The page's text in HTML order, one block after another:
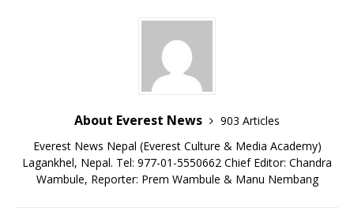
About Everest News
903 Articles
Everest News Nepal (Everest Culture & Media Academy)
Lagankhel, Nepal. Tel: 977-01-5550662 Chief Editor: Chandra
Wambule, Reporter: Prem Wambule & Manu Nembang